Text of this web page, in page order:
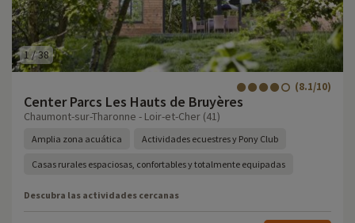
1/38
Center Parcs Les Hauts de Bruyères
(8.1/10)
Chaumont-sur-Tharonne - Loir-et-Cher (41)
Amplia zona acuática Actividades ecuestres y Pony Club
Casas rurales espaciosas, confortables y totalmente equipadas
Descubra las actividades cercanas